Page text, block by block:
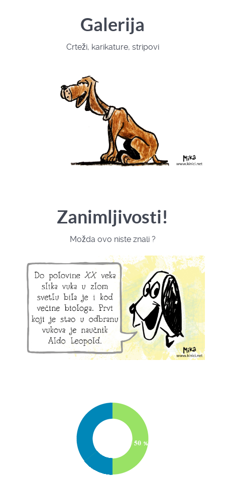
Galerija
Crteži, karikature, stripovi
Zanimljivosti!
Možda ovo niste znali ?